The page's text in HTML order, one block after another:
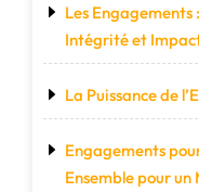
Les
Intégrité et
La Puissance de
Engagements
Ensemble pour un